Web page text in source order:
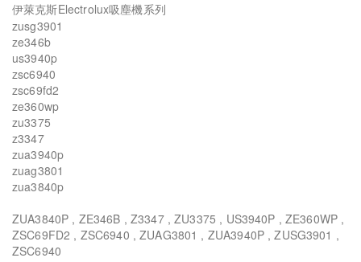
伊萊克斯Electrolux吸塵機系列
zusg3901
ze346b
us3940p
zsc6940
zsc69fd2
ze360wp
zu3375
z3347
zua3940p
zuag3801
zua3840p
ZUA3840P , ZE346B , Z3347 , ZU3375 , US3940P , ZE360WP ,
ZSC69FD2 , ZSC6940 , ZUAG3801 , ZUA3940P , ZUSG3901 ,
ZSC6940